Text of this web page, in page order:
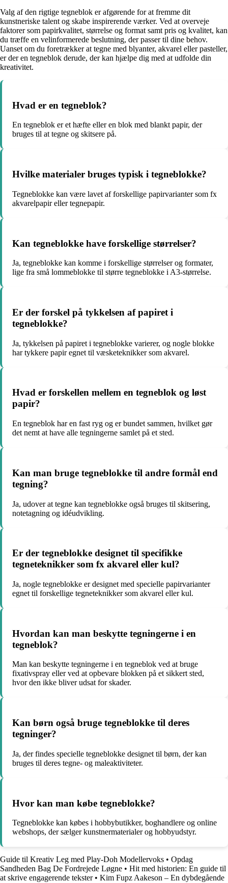
Valg af den rigtige tegneblok er afgørende for at fremme dit
kunstneriske talent og skabe inspirerende værker. Ved at overveje
faktorer som papirkvalitet, størrelse og format samt pris og kvalitet, kan
du træffe en velinformerede beslutning, der passer til dine behov.
Uanset om du foretrækker at tegne med blyanter, akvarel eller pasteller,
er der en tegneblok derude, der kan hjælpe dig med at udfolde din
kreativitet.
Hvad er en tegneblok?
En tegneblok er et hæfte eller en blok med blankt papir, der
bruges til at tegne og skitsere på.
Hvilke materialer bruges typisk i tegneblokke?
Tegneblokke kan være lavet af forskellige papirvarianter som fx
akvarelpapir eller tegnepapir.
Kan tegneblokke have forskellige størrelser?
Ja, tegneblokke kan komme i forskellige størrelser og formater,
lige fra små lommeblokke til større tegneblokke i A3-størrelse.
Er der forskel på tykkelsen af papiret i
tegneblokke?
Ja, tykkelsen på papiret i tegneblokke varierer, og nogle blokke
har tykkere papir egnet til væsketeknikker som akvarel.
Hvad er forskellen mellem en tegneblok og løst
papir?
En tegneblok har en fast ryg og er bundet sammen, hvilket gør
det nemt at have alle tegningerne samlet på et sted.
Kan man bruge tegneblokke til andre formål end
tegning?
Ja, udover at tegne kan tegneblokke også bruges til skitsering,
notetagning og idéudvikling.
Er der tegneblokke designet til specifikke
tegneteknikker som fx akvarel eller kul?
Ja, nogle tegneblokke er designet med specielle papirvarianter
egnet til forskellige tegneteknikker som akvarel eller kul.
Hvordan kan man beskytte tegningerne i en
tegneblok?
Man kan beskytte tegningerne i en tegneblok ved at bruge
fixativspray eller ved at opbevare blokken på et sikkert sted,
hvor den ikke bliver udsat for skader.
Kan børn også bruge tegneblokke til deres
tegninger?
Ja, der findes specielle tegneblokke designet til børn, der kan
bruges til deres tegne- og maleaktiviteter.
Hvor kan man købe tegneblokke?
Tegneblokke kan købes i hobbybutikker, boghandlere og online
webshops, der sælger kunstnermaterialer og hobbyudstyr.
Guide til Kreativ Leg med Play-Doh Modellervoks • Opdag
Sandheden Bag De Fordrejede Løgne • Hit med historien: En guide til
at skrive engagerende tekster• Kim Fupz Aakeson – En dybdegående